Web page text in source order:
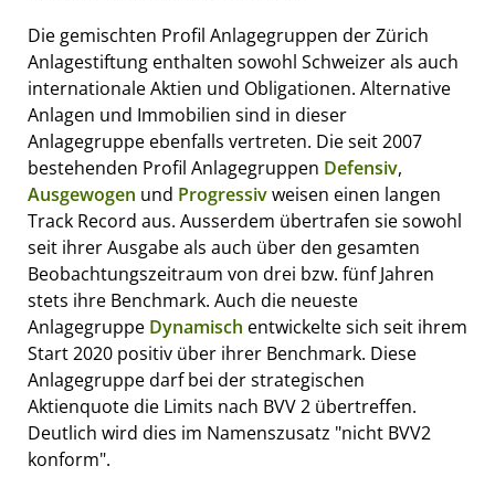
Die gemischten Profil Anlagegruppen der Zürich
Anlagestiftung enthalten sowohl Schweizer als auch
internationale Aktien und Obligationen. Alternative
Anlagen und Immobilien sind in dieser
Anlagegruppe ebenfalls vertreten. Die seit 2007
bestehenden Profil Anlagegruppen Defensiv,
Ausgewogen und Progressivweisen einen langen
Track Record aus. Ausserdem übertrafen sie sowohl
seit ihrer Ausgabe als auch über den gesamten
Beobachtungszeitraum von drei bzw. fünf Jahren
stets ihre Benchmark. Auch die neueste
Anlagegruppe Dynamisch entwickelte sich seit ihrem
Start 2020 positiv über ihrer Benchmark. Diese
Anlagegruppe darf bei der strategischen
Aktienquote die Limits nach BVV 2 übertreffen.
Deutlich wird dies im Namenszusatz "nicht BVV2
konform".